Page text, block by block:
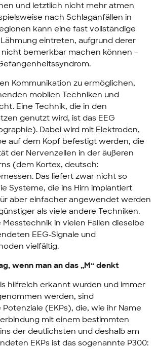
und letztlich nicht mehr atmen
nach Schlaganfällen in
kann eine fast vollständige
eintreten, aufgrund derer
bemerkbar machen können –
Kommunikation zu ermöglichen,
mobilen Techniken und
Eine Technik, die in den
genutzt wird, ist das EEG
Dabei wird mit Elektroden,
auf dem Kopf befestigt werden, die
der Nervenzellen in der äußeren
(dem Kortex, deutsch:
Das liefert zwar nicht so
Systeme, die ins Hirn implantiert
aber einfacher angewendet werden
als viele andere Techniken.
in vielen Fällen dieselbe
EEG-Signale und
vielfältig.
wenn man an das „M“ denkt
hilfreich erkannt wurden und immer
werden, sind
(EKPs), die, wie ihr Name
mit einem bestimmten
der deutlichsten und deshalb am
EKPs ist das sogenannte P300: